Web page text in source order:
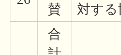
賛
対する
合